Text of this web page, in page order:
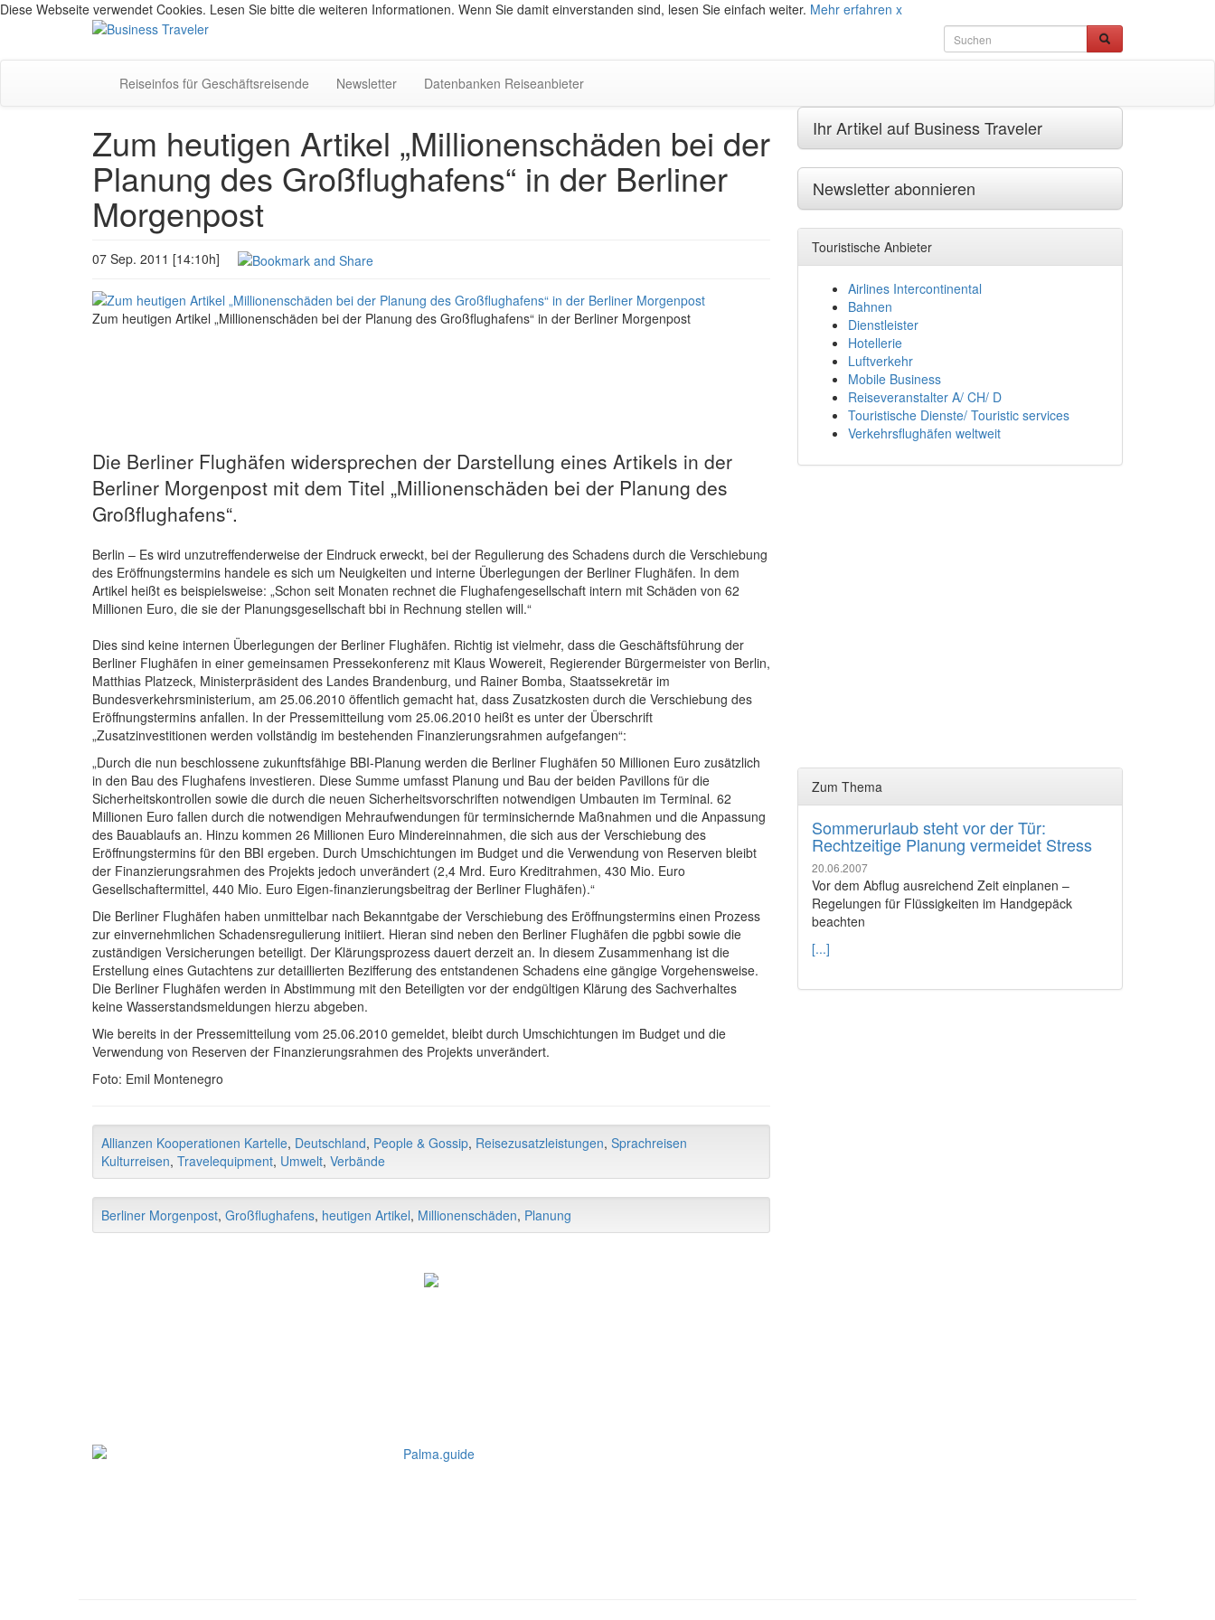
Diese Webseite verwendet Cookies. Lesen Sie bitte die weiteren Informationen. Wenn Sie damit einverstanden sind, lesen Sie einfach weiter. Mehr erfahren x
Reiseinfos für Geschäftsreisende Newsletter Datenbanken Reiseanbieter
Zum heutigen Artikel „Millionenschäden bei der
Planung des Großflughafens“ in der Berliner
Morgenpost
07 Sep. 2011 [14:10h]
Zum heutigen Artikel „Millionenschäden bei der Planung des Großflughafens“ in der Berliner Morgenpost
Die Berliner Flughäfen widersprechen der Darstellung eines Artikels in der
Berliner Morgenpost mit dem Titel „Millionenschäden bei der Planung des
Großflughafens“.
Berlin – Es wird unzutreffenderweise der Eindruck erweckt, bei der Regulierung des Schadens durch die Verschiebung
des Eröffnungstermins handele es sich um Neuigkeiten und interne Überlegungen der Berliner Flughäfen. In dem
Artikel heißt es beispielsweise: „Schon seit Monaten rechnet die Flughafengesellschaft intern mit Schäden von 62
Millionen Euro, die sie der Planungsgesellschaft bbi in Rechnung stellen will.“
Dies sind keine internen Überlegungen der Berliner Flughäfen. Richtig ist vielmehr, dass die Geschäftsführung der
Berliner Flughäfen in einer gemeinsamen Pressekonferenz mit Klaus Wowereit, Regierender Bürgermeister von Berlin,
Matthias Platzeck, Ministerpräsident des Landes Brandenburg, und Rainer Bomba, Staatssekretär im
Bundesverkehrsministerium, am 25.06.2010 öffentlich gemacht hat, dass Zusatzkosten durch die Verschiebung des
Eröffnungstermins anfallen. In der Pressemitteilung vom 25.06.2010 heißt es unter der Überschrift
„Zusatzinvestitionen werden vollständig im bestehenden Finanzierungsrahmen aufgefangen“:
„Durch die nun beschlossene zukunftsfähige BBI-Planung werden die Berliner Flughäfen 50 Millionen Euro zusätzlich
in den Bau des Flughafens investieren. Diese Summe umfasst Planung und Bau der beiden Pavillons für die
Sicherheitskontrollen sowie die durch die neuen Sicherheitsvorschriften notwendigen Umbauten im Terminal. 62
Millionen Euro fallen durch die notwendigen Mehraufwendungen für terminsichernde Maßnahmen und die Anpassung
des Bauablaufs an. Hinzu kommen 26 Millionen Euro Mindereinnahmen, die sich aus der Verschiebung des
Eröffnungstermins für den BBI ergeben. Durch Umschichtungen im Budget und die Verwendung von Reserven bleibt
der Finanzierungsrahmen des Projekts jedoch unverändert (2,4 Mrd. Euro Kreditrahmen, 430 Mio. Euro
Gesellschaftermittel, 440 Mio. Euro Eigen-finanzierungsbeitrag der Berliner Flughäfen).“
Die Berliner Flughäfen haben unmittelbar nach Bekanntgabe der Verschiebung des Eröffnungstermins einen Prozess
zur einvernehmlichen Schadensregulierung initiiert. Hieran sind neben den Berliner Flughäfen die pgbbi sowie die
zuständigen Versicherungen beteiligt. Der Klärungsprozess dauert derzeit an. In diesem Zusammenhang ist die
Erstellung eines Gutachtens zur detaillierten Bezifferung des entstandenen Schadens eine gängige Vorgehensweise.
Die Berliner Flughäfen werden in Abstimmung mit den Beteiligten vor der endgültigen Klärung des Sachverhaltes
keine Wasserstandsmeldungen hierzu abgeben.
Wie bereits in der Pressemitteilung vom 25.06.2010 gemeldet, bleibt durch Umschichtungen im Budget und die
Verwendung von Reserven der Finanzierungsrahmen des Projekts unverändert.
Foto: Emil Montenegro
Allianzen Kooperationen Kartelle, Deutschland, People & Gossip, Reisezusatzleistungen, Sprachreisen
Kulturreisen, Travelequipment, Umwelt, Verbände
Berliner Morgenpost, Großflughafens, heutigen Artikel, Millionenschäden, Planung
Ihr Artikel auf Business Traveler
Newsletter abonnieren
Touristische Anbieter
Airlines Intercontinental
Bahnen
Dienstleister
Hotellerie
Luftverkehr
Mobile Business
Reiseveranstalter A/ CH/ D
Touristische Dienste/ Touristic services
Verkehrsflughäfen weltweit
Zum Thema
Sommerurlaub steht vor der Tür:
Rechtzeitige Planung vermeidet Stress
20.06.2007
Vor dem Abflug ausreichend Zeit einplanen –
Regelungen für Flüssigkeiten im Handgepäck
beachten
[...]